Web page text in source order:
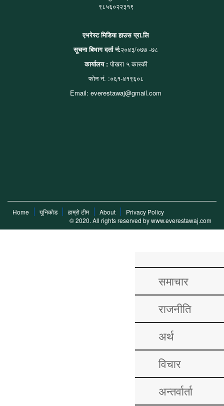
९८५६०२२३१९
एभरेस्ट मिडिया हाउस प्रा.लि
सूचना बिभाग दर्ता नं:२०४३/०७७ -७८
कार्यालय :पोखरा ५ कास्की
फोन नं. :०६१-४१९६०८
Email: everestawaj@gmail.com
Home युनिकोड हाम्रो टीम About
Privacy Policy
© 2020. All rights reserved by www.everestawaj.com
समाचार
राजनीति
अर्थ
विचार
अन्तर्वार्ता